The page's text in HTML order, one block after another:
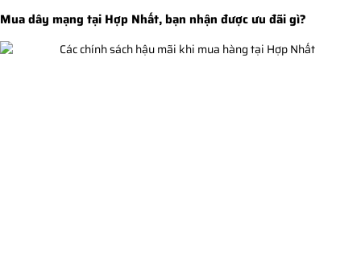
Mua dây mạng tại Hợp Nhất, bạn nhận được ưu đãi gì?